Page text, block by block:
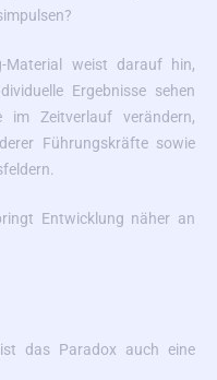
Material weist darauf hin,
Ergebnisse sehen
im Zeitverlauf verändern,
Führungskräfte sowie
Entwicklung näher an
das Paradox auch eine